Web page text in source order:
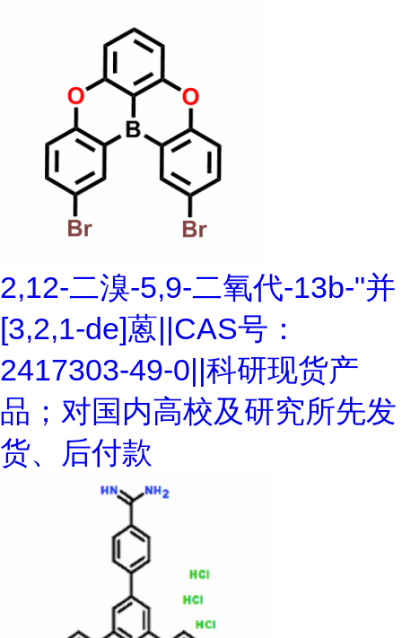
2,12-二溴-5,9-二氧代-13b-"并
[3,2,1-de]蒽||CAS号：
2417303-49-0||科研现货产
品；对国内高校及研究所先发
货、后付款